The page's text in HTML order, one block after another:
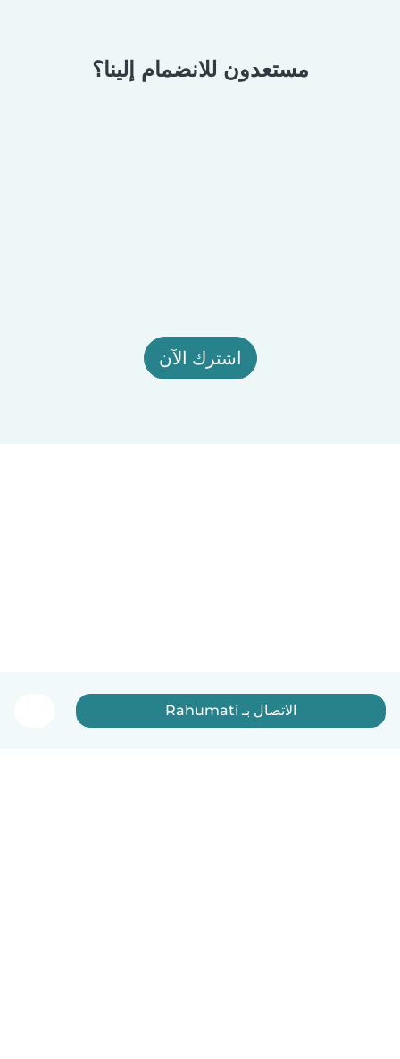
مستعدون للانضمام إلينا؟
اشترك الآن
الاتصال بـ Rahumati